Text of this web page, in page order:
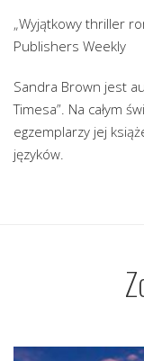
„Wyjątkowy thriller
Publishers Weekly
Sandra Brown jest
Timesa”. Na całym
egzemplarzy jej
języków.